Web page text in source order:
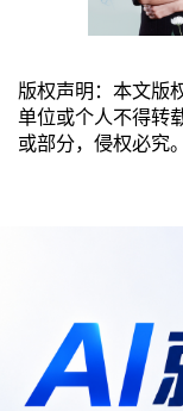
版权声明：本文版
单位或个人不得转
或部分，侵权必究。